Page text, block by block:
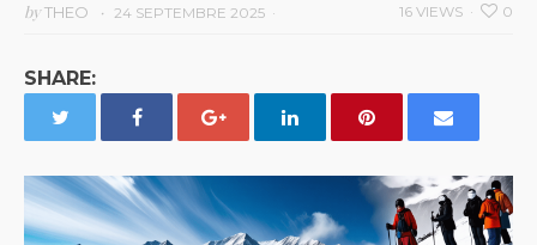
byTHEO 24 SEPTEMBRE 2025 0
16 VIEWS
SHARE: